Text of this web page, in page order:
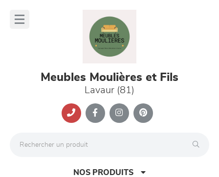
Meubles Moulières et Fils
Lavaur (81)
NOS PRODUITS